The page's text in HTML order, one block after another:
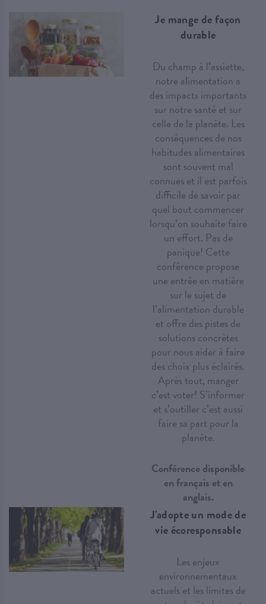
Je mange de façon
durable
Du champ à l’assiette,
notre alimentation a
des impacts importants
sur notre santé et sur
celle de la planète. Les
conséquences de nos
habitudes alimentaires
sont souvent mal
connues et il est parfois
difficile de savoir par
quel bout commencer
lorsqu’on souhaite faire
un effort. Pas de
panique! Cette
conférence propose
une entrée en matière
sur le sujet de
l’alimentation durable
et offre des pistes de
solutions concrètes
pour nous aider à faire
des choix plus éclairés.
Après tout, manger
c’est voter! S’informer
et s’outiller c’est aussi
faire sa part pour la
planète.
Conférence disponible
en français et en
anglais.
J'adopte un mode de
vie écoresponsable
Les enjeux
environnementaux
actuels et les limites de